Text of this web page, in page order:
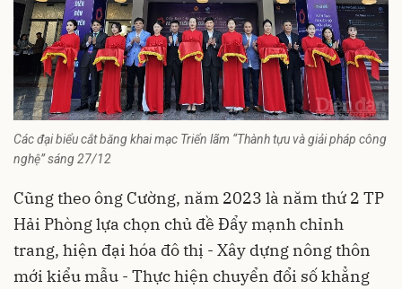
Các đại biểu cắt băng khai mạc Triển lãm “Thành tựu và giải pháp công
nghệ” sáng 27/12
Cũng theo ông Cường, năm 2023 là năm thứ 2 TP
Hải Phòng lựa chọn chủ đề Đẩy mạnh chỉnh
trang, hiện đại hóa đô thị - Xây dựng nông thôn
mới kiểu mẫu - Thực hiện chuyển đổi số khẳng